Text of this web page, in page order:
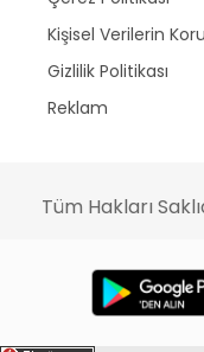
Kişisel Verilerin
Gizlilik Politikası
Reklam
Tüm Hakları